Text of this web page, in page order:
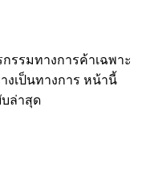
รรมทางการค้าเฉพาะ
งเป็นทางการ หน้านี้
ล่าสุด